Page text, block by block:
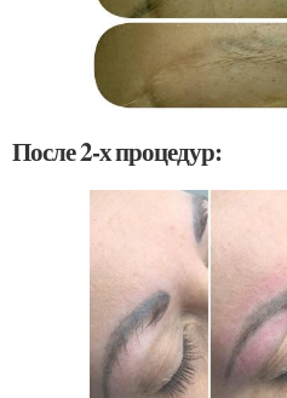
После 2-х процедур: